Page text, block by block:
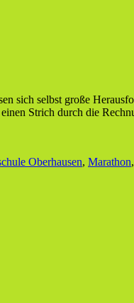
sich selbst große
Strich durch die
Oberhausen, Marathon,